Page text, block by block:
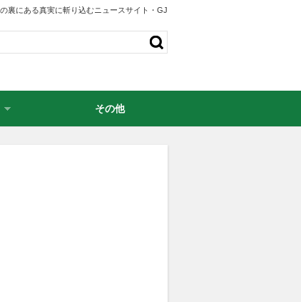
裏にある真実に斬り込むニュースサイト・GJ
その他